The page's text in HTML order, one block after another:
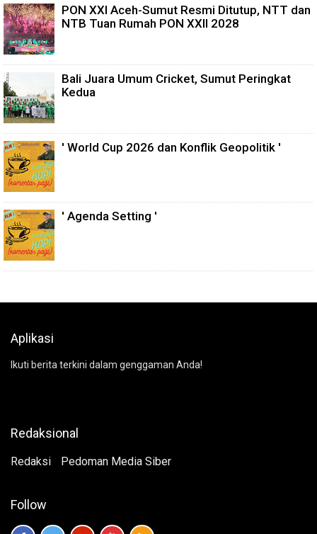
PON XXI Aceh-Sumut Resmi Ditutup, NTT dan
NTB Tuan Rumah PON XXII 2028
Bali Juara Umum Cricket, Sumut Peringkat
Kedua
' World Cup 2026 dan Konflik Geopolitik '
' Agenda Setting '
Aplikasi
Ikuti berita terkini dalam genggaman Anda!
Redaksional
Redaksi Pedoman Media Siber
Follow